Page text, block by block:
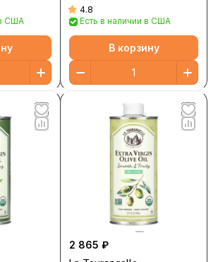
США
4.8
Есть в наличии в США
В корзину
2 865 ₽